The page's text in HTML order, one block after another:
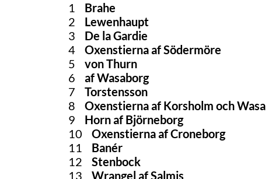
1
Brahe
2
Lewenhaupt
3
De la Gardie
4
Oxenstierna af Södermöre
5
von Thurn
6
af Wasaborg
7
Torstensson
8
Oxenstierna af Korsholm och Wasa
9
Horn af Björneborg
10
Oxenstierna af Croneborg
11
Banér
12
Stenbock
13
Wrangel af Salmis